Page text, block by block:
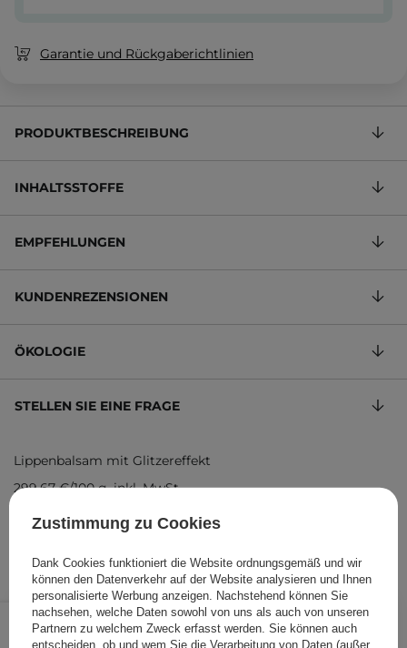
8,99 € /Stk.
Garantie und Rückgaberichtlinien
PRODUKTBESCHREIBUNG
INHALTSSTOFFE
EMPFEHLUNGEN
KUNDENREZENSIONEN
ÖKOLOGIE
STELLEN SIE EINE FRAGE
Lippenbalsam mit Glitzereffekt
299,67 €/100 g, inkl. MwSt.
Produktcode: 24880
Zustimmung zu Cookies
Dank Cookies funktioniert die Website ordnungsgemäß und wir
können den Datenverkehr auf der Website analysieren und Ihnen
personalisierte Werbung anzeigen. Nachstehend können Sie
nachsehen, welche Daten sowohl von uns als auch von unseren
Partnern zu welchem Zweck erfasst werden. Sie können auch
entscheiden, ob und wem Sie die Verarbeitung von Daten (außer